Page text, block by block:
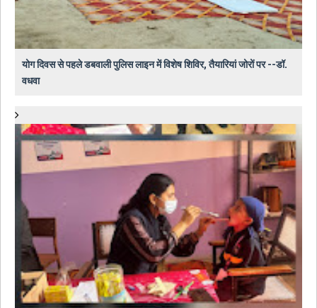
योग दिवस से पहले डबवाली पुलिस लाइन में विशेष शिविर, तैयारियां जोरों पर --डॉ.
वधवा